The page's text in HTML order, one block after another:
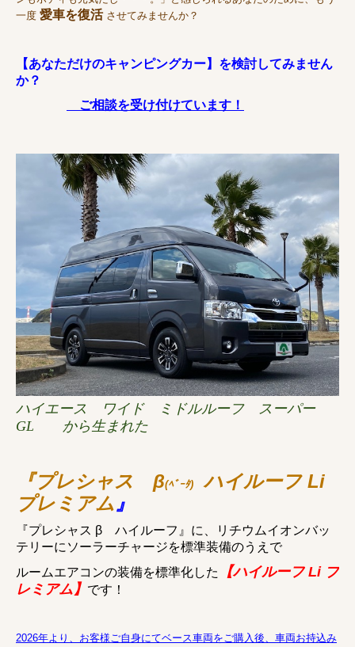
一度 愛車を復活 させてみませんか？
【あなただけのキャンピングカー】を検討してみません
か？
ご相談を受け付けています！
ハイエース ワイド ミドルルーフ スーパー
GL から生まれた
『プレシャス β(ﾍﾞｰﾀ)ハイルーフ Li
プレミアム』
『プレシャス β ハイルーフ』に、リチウムイオンバッ
テリーにソーラーチャージを標準装備のうえで
ルームエアコンの装備を標準化した
【ハイルーフ Li プ
レミアム】 です！
2026年より、お客様ご自身にてベース車両をご購入後、車両お持込み